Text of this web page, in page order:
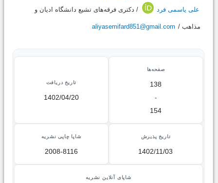
علی یاسمی فرد
/ دکتری فرقه‌های تشیع دانشگاه ادیان و
مذاهب / aliyasemifard851@gmail.com
صفحه‌ها
138
-
154
تاریخ دریافت
1402/04/20
تاریخ پذیرش
1402/11/03
شاپا چاپی نشریه
2008-8116
شاپای آنلاین نشریه